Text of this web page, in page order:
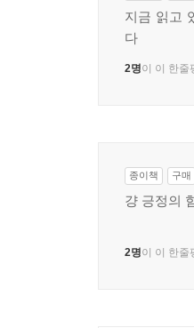
지금 읽고
다
2명이 이 한줄
종이책 구매
걍 긍정의
2명이 이 한줄